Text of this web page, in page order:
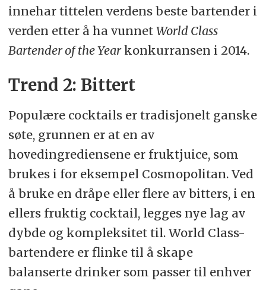
innehar tittelen verdens beste bartender i
verden etter å ha vunnet World Class
Bartender of the Yearkonkurransen i 2014.
Trend 2: Bittert
Populære cocktails er tradisjonelt ganske
søte, grunnen er at en av
hovedingrediensene er fruktjuice, som
brukes i for eksempel Cosmopolitan. Ved
å bruke en dråpe eller flere av bitters, i en
ellers fruktig cocktail, legges nye lag av
dybde og kompleksitet til. World Class-
bartendere er flinke til å skape
balanserte drinker som passer til enhver